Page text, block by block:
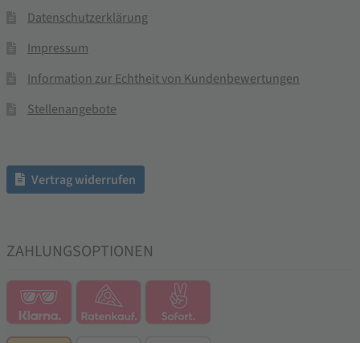
Datenschutzerklärung
Impressum
Information zur Echtheit von Kundenbewertungen
Stellenangebote
Vertrag widerrufen
ZAHLUNGSOPTIONEN